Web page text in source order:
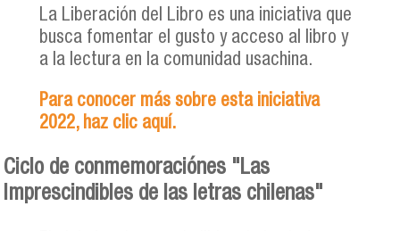
La Liberación del Libro es una iniciativa que
busca fomentar el gusto y acceso al libro y
a la lectura en la comunidad usachina.
Para conocer más sobre esta iniciativa
2022, haz clic aquí.
Ciclo de conmemoraciónes "Las
Imprescindibles de las letras chilenas"